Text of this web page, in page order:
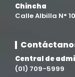
Ingeniería
Ingeniería Civil
Ingeniería de
Chincha
Calle Albilla N°
Central de
(01) 709-5999